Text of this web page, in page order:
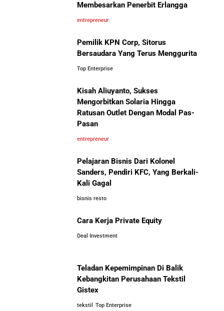
Membesarkan Penerbit Erlangga
entrepreneur
Pemilik KPN Corp, Sitorus
Bersaudara Yang Terus Menggurita
Top Enterprise
Kisah Aliuyanto, Sukses
Mengorbitkan Solaria Hingga
Ratusan Outlet Dengan Modal Pas-
Pasan
entrepreneur
Pelajaran Bisnis Dari Kolonel
Sanders, Pendiri KFC, Yang Berkali-
Kali Gagal
bisnis resto
Cara Kerja Private Equity
Deal Investment
Teladan Kepemimpinan Di Balik
Kebangkitan Perusahaan Tekstil
Gistex
tekstil Top Enterprise